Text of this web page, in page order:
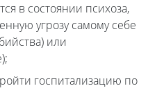
в состоянии психоза,
угрозу самому себе
или
госпитализацию по